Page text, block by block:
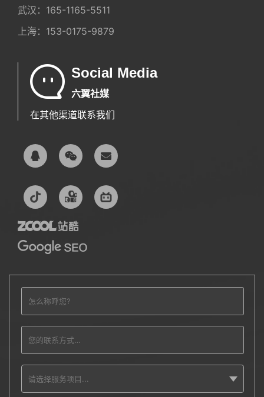
武汉： 165-1165-5511
上海： 153-0175-9879
Social Media
六翼社媒
在其他渠道联系我们